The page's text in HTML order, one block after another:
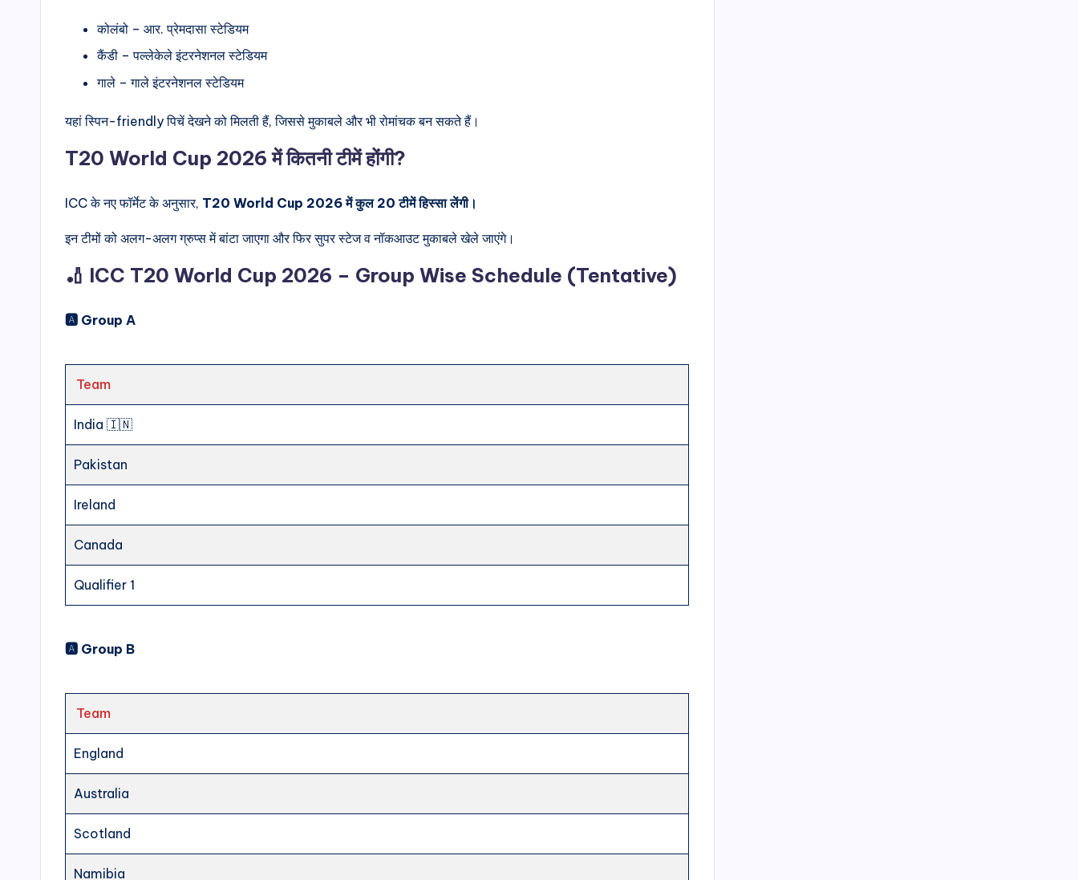
कोलंबो – आर. प्रेमदासा स्टेडियम
कैंडी – पल्लेकेले इंटरनेशनल स्टेडियम
गाले – गाले इंटरनेशनल स्टेडियम
यहां स्पिन-friendly पिचें देखने को मिलती हैं, जिससे मुकाबले और भी रोमांचक बन सकते हैं।
T20 World Cup 2026 में कितनी टीमें होंगी?
ICC के नए फॉर्मेट के अनुसार, T20 World Cup 2026 में कुल 20 टीमें हिस्सा लेंगी।
इन टीमों को अलग-अलग ग्रुप्स में बांटा जाएगा और फिर सुपर स्टेज व नॉकआउट मुकाबले खेले जाएंगे।
🏏 ICC T20 World Cup 2026 – Group Wise Schedule (Tentative)
🅰️ Group A
Team
India 🇮🇳
Pakistan
Ireland
Canada
Qualifier 1
🅰️ Group B
Team
England
Australia
Scotland
Namibia